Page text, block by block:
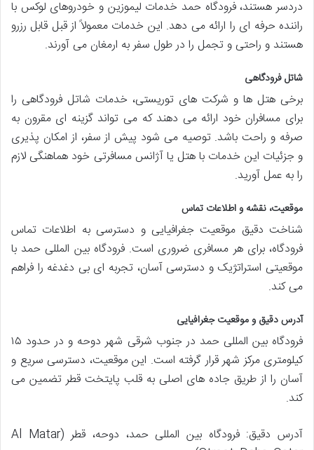
دردسر هستند، فرودگاه حمد خدمات لیموزین و خودروهای لوکس با
راننده حرفه ای را ارائه می دهد. این خدمات معمولاً از قبل قابل رزرو
هستند و راحتی و تجمل را در طول سفر به ارمغان می آورند.
شاتل فرودگاهی
برخی هتل ها و شرکت های توریستی، خدمات شاتل فرودگاهی را
برای مسافران خود ارائه می دهند که می تواند گزینه ای مقرون به
صرفه و راحت باشد. توصیه می شود پیش از سفر، از امکان پذیری
و جزئیات این خدمات با هتل یا آژانس مسافرتی خود هماهنگی لازم
را به عمل آورید.
موقعیت، نقشه و اطلاعات تماس
شناخت دقیق موقعیت جغرافیایی و دسترسی به اطلاعات تماس
فرودگاه، برای هر مسافری ضروری است. فرودگاه بین المللی حمد با
موقعیتی استراتژیک و دسترسی آسان، تجربه ای بی دغدغه را فراهم
می کند.
آدرس دقیق و موقعیت جغرافیایی
فرودگاه بین المللی حمد در جنوب شرقی شهر دوحه و در حدود ۱۵
کیلومتری مرکز شهر قرار گرفته است. این موقعیت، دسترسی سریع و
آسان را از طریق جاده های اصلی به قلب پایتخت قطر تضمین می
کند.
آدرس دقیق: فرودگاه بین المللی حمد، دوحه، قطر (Al Matar